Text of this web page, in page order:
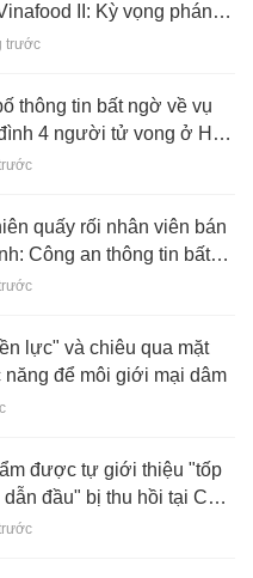
II: Kỳ vọng phán
trước
thông tin bất ngờ về vụ
4 người tử vong ở Hà
quấy rối nhân viên bán
Công an thông tin bất
lực" và chiêu qua mặt
để môi giới mại dâm
được tự giới thiệu "tốp
đầu" bị thu hồi tại Cần